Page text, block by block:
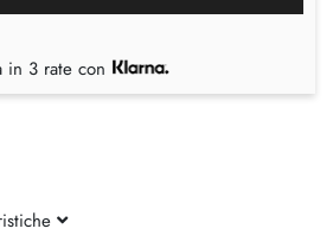
in 3 rate con